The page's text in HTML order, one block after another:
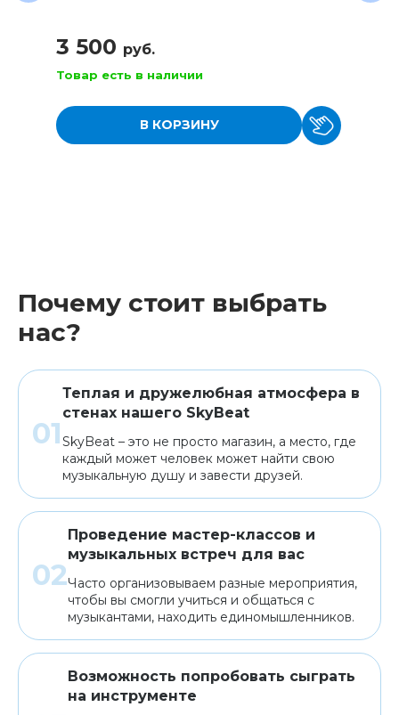
3 500 руб.
Товар есть в наличии
В КОРЗИНУ
Почему стоит выбрать
нас?
Теплая и дружелюбная атмосфера в
стенах нашего SkyBeat
SkyBeat – это не просто магазин, а место, где
каждый может человек может найти свою
музыкальную душу и завести друзей.
Проведение мастер-классов и
музыкальных встреч для вас
Часто организовываем разные мероприятия,
чтобы вы смогли учиться и общаться с
музыкантами, находить единомышленников.
Возможность попробовать сыграть
на инструменте